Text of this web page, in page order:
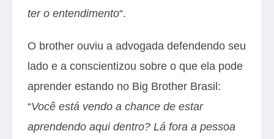
ter o entendimento“.
O brother ouviu a advogada defendendo seu
lado e a conscientizou sobre o que ela pode
aprender estando no Big Brother Brasil:
“Você está vendo a chance de estar
aprendendo aqui dentro? Lá fora a pessoa